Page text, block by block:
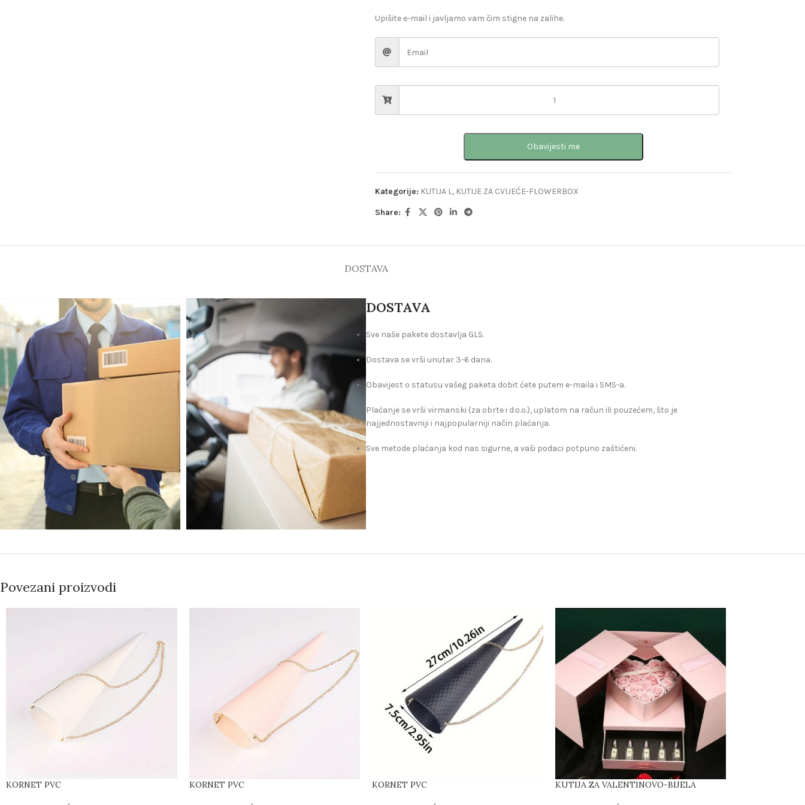
Upišite e-mail i javljamo vam čim stigne na zalihe.
Obavijesti me
Kategorije: KUTIJA L, KUTIJE ZA CVIJEĆE-FLOWERBOX
Share:
DOSTAVA
DOSTAVA
Sve naše pakete dostavlja GLS.
Dostava se vrši unutar 3-6 dana.
Obavijest o statusu vašeg paketa dobit ćete putem e-maila i SMS-a.
Plaćanje se vrši virmanski (za obrte i d.o.o.), uplatom na račun ili pouzećem, što je
najjednostavniji i najpopularniji način plaćanja.
Sve metode plaćanja kod nas sigurne, a vaši podaci potpuno zaštićeni.
Povezani proizvodi
KORNET PVC KORNET PVC KORNET PVC KUTIJA ZA VALENTINOVO-BIJELA